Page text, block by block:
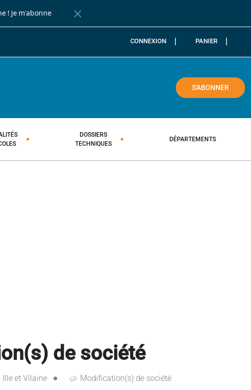
! Je m'abonne
Fermer la barre de notification
CONNEXION PANIER
S'ABONNER
DOSSIERS
TECHNIQUES
DÉPARTEMENTS
de société
Ille et Vilaine Modification(s) de société